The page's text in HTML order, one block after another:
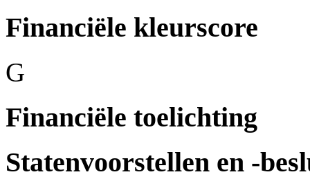
Financiële kleurscore
G
Financiële toelichting
Statenvoorstellen en -